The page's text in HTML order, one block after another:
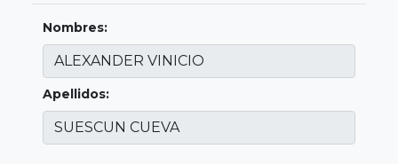
Nombres:
Apellidos: